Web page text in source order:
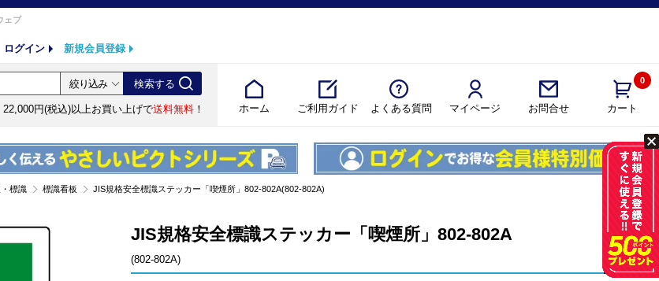
ェブ
ログイン 新規会員登録
ホーム ご利用ガイド よくある質問 マイページ お問合せ カート
0
22,000円(税込)以上お買い上げで送料無料 ！
標識 標識看板 JIS規格安全標識ステッカー「喫煙所」802-802A(802-802A)
JIS規格安全標識ステッカー「喫煙所」802-802A
(802-802A)